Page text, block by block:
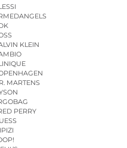
KLEIN
MARTENS
PERRY